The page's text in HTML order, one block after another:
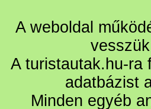
A weboldal
A turistautak.hu-ra
adatbázist
Minden egyéb